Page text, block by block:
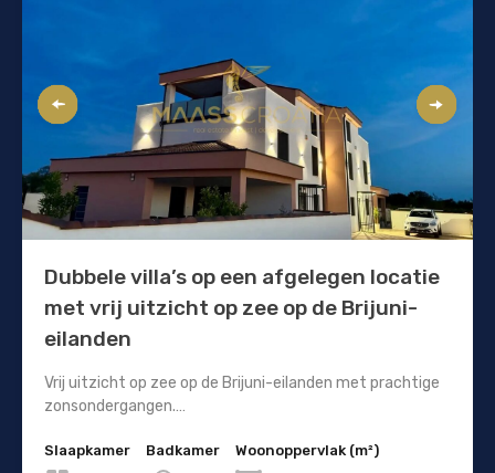
Dubbele villa’s op een afgelegen locatie
met vrij uitzicht op zee op de Brijuni-
eilanden
Vrij uitzicht op zee op de Brijuni-eilanden met prachtige
zonsondergangen.…
Slaapkamer
Badkamer
Woonoppervlak (m²)